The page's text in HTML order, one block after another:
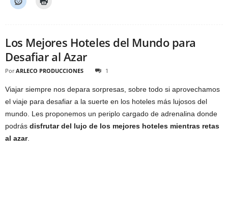
Los Mejores Hoteles del Mundo para
Desafiar al Azar
Por ARLECO PRODUCCIONES 1
Viajar siempre nos depara sorpresas, sobre todo si aprovechamos
el viaje para desafiar a la suerte en los hoteles más lujosos del
mundo. Les proponemos un periplo cargado de adrenalina donde
podrás disfrutar del lujo de los mejores hoteles mientras retas
al azar.